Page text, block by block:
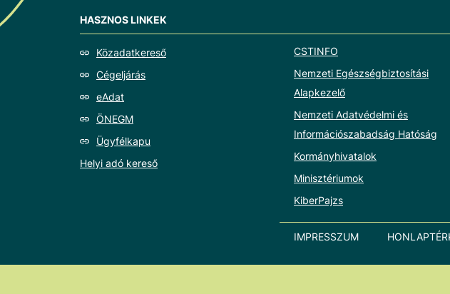
HASZNOS LINKEK
Közadatkereső
Cégeljárás
eAdat
ÖNEGM
Ügyfélkapu
Helyi adó kereső
CSTINFO
Nemzeti Egészségbiztosítási
Alapkezelő
Nemzeti Adatvédelmi és
Információszabadság Hatóság
Kormányhivatalok
Minisztériumok
KiberPajzs
IMPRESSZUM